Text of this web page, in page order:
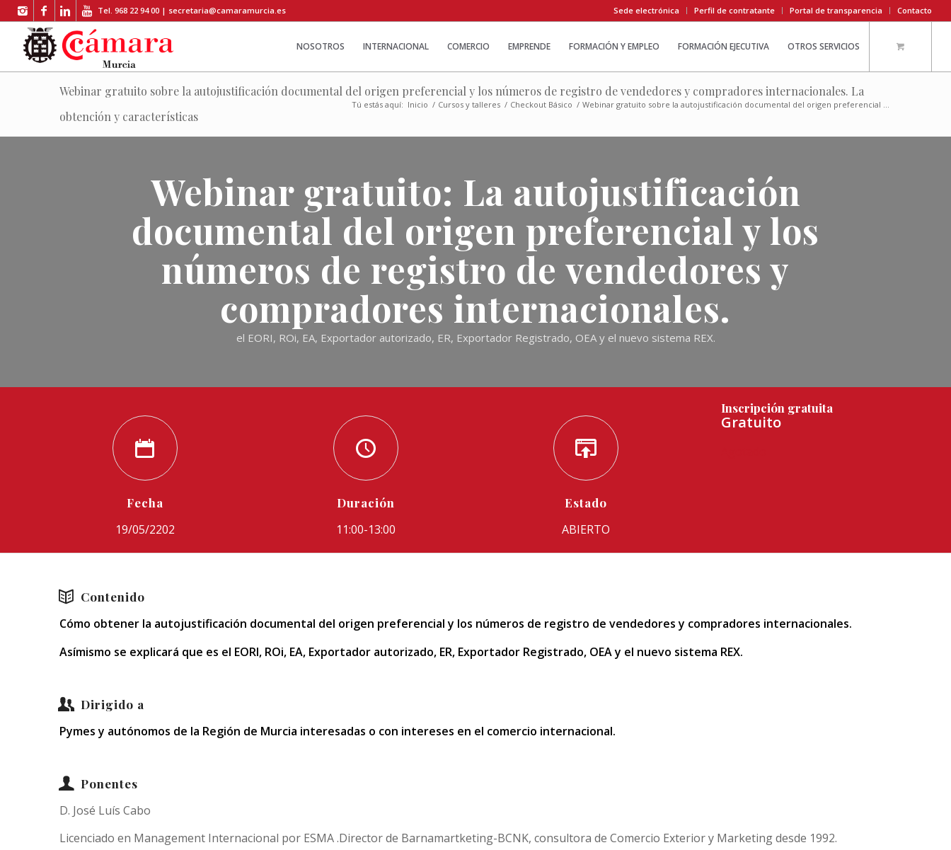
Sede electrónica Perfil de contratante Portal de transparencia Contacto
Tel. 968 22 94 00 | secretaria@camaramurcia.es
NOSOTROS INTERNACIONAL COMERCIO EMPRENDE FORMACIÓN Y EMPLEO FORMACIÓN EJECUTIVA OTROS SERVICIOS
Webinar gratuito sobre la autojustificación documental del origen preferencial y los números de registro de vendedores y compradores internacionales. La
obtención y características
Tú estás aquí: Inicio / Cursos y talleres / Checkout Básico / Webinar gratuito sobre la autojustificación documental del origen preferencial ...
Webinar gratuito: La autojustificación
documental del origen preferencial y los
números de registro de vendedores y
compradores internacionales.
el EORI, ROi, EA, Exportador autorizado, ER, Exportador Registrado, OEA y el nuevo sistema REX.
Fecha
19/05/2202
Duración
11:00-13:00
Estado
ABIERTO
Inscripción gratuita
Gratuito
Contenido
Cómo obtener la autojustificación documental del origen preferencial y los números de registro de vendedores y compradores internacionales.
Asímismo se explicará que es el EORI, ROi, EA, Exportador autorizado, ER, Exportador Registrado, OEA y el nuevo sistema REX.
Dirigido a
Pymes y autónomos de la Región de Murcia interesadas o con intereses en el comercio internacional.
Ponentes
D. José Luís Cabo
Licenciado en Management Internacional por ESMA .Director de Barnamartketing-BCNK, consultora de Comercio Exterior y Marketing desde 1992.